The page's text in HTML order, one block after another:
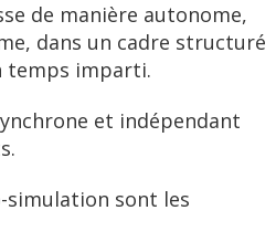
de manière autonome,
dans un cadre structuré
temps imparti.
et indépendant
simulation sont les